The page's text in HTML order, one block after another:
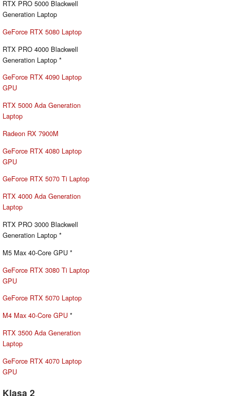
RTX PRO 5000 Blackwell
Generation Laptop
GeForce RTX 5080 Laptop
RTX PRO 4000 Blackwell
Generation Laptop *
GeForce RTX 4090 Laptop
GPU
RTX 5000 Ada Generation
Laptop
Radeon RX 7900M
GeForce RTX 4080 Laptop
GPU
GeForce RTX 5070 Ti Laptop
RTX 4000 Ada Generation
Laptop
RTX PRO 3000 Blackwell
Generation Laptop *
M5 Max 40-Core GPU *
GeForce RTX 3080 Ti Laptop
GPU
GeForce RTX 5070 Laptop
M4 Max 40-Core GPU *
RTX 3500 Ada Generation
Laptop
GeForce RTX 4070 Laptop
GPU
Klasa 2